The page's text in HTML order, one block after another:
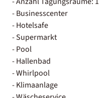
- Businesscenter
- Hotelsafe
- Supermarkt
- Pool
- Hallenbad
- Whirlpool
- Klimaanlage